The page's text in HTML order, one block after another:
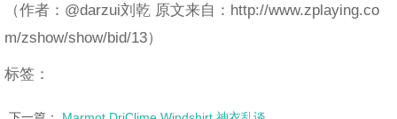
（作者：@darzui刘乾 原文来自：http://www.zplaying.co
m/zshow/show/bid/13）
标签：